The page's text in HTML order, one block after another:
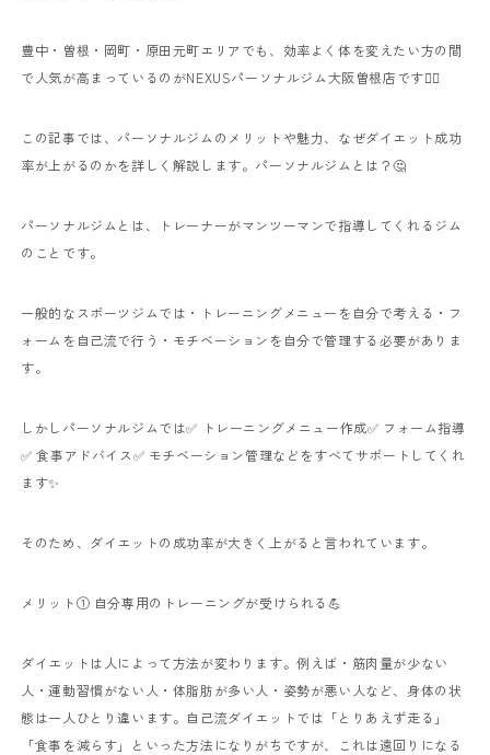
豊中・曽根・岡町・原田元町エリアでも、効率よく体を変えたい方の間
で人気が高まっているのがNEXUSパーソナルジム大阪曽根店です🏋️‍♀️
この記事では、パーソナルジムのメリットや魅力、なぜダイエット成功
率が上がるのかを詳しく解説します。パーソナルジムとは？🤔
パーソナルジムとは、トレーナーがマンツーマンで指導してくれるジム
のことです。
一般的なスポーツジムでは・トレーニングメニューを自分で考える・フ
ォームを自己流で行う・モチベーションを自分で管理する必要がありま
す。
しかしパーソナルジムでは✅ トレーニングメニュー作成✅ フォーム指導
✅ 食事アドバイス✅ モチベーション管理などをすべてサポートしてくれ
ます✨
そのため、ダイエットの成功率が大きく上がると言われています。
メリット① 自分専用のトレーニングが受けられる💪
ダイエットは人によって方法が変わります。例えば・筋肉量が少ない
人・運動習慣がない人・体脂肪が多い人・姿勢が悪い人など、身体の状
態は一人ひとり違います。自己流ダイエットでは「とりあえず走る」
「食事を減らす」といった方法になりがちですが、これは遠回りになる